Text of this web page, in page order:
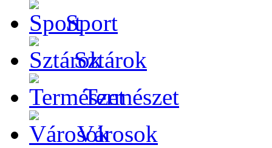
Sport
Sztárok
Természet
Városok